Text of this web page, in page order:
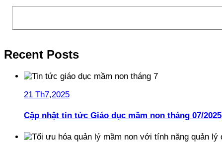
Tìm kiếm
Recent Posts
21 Th7,2025
Cập nhật tin tức Giáo dục mầm non tháng 07/2025